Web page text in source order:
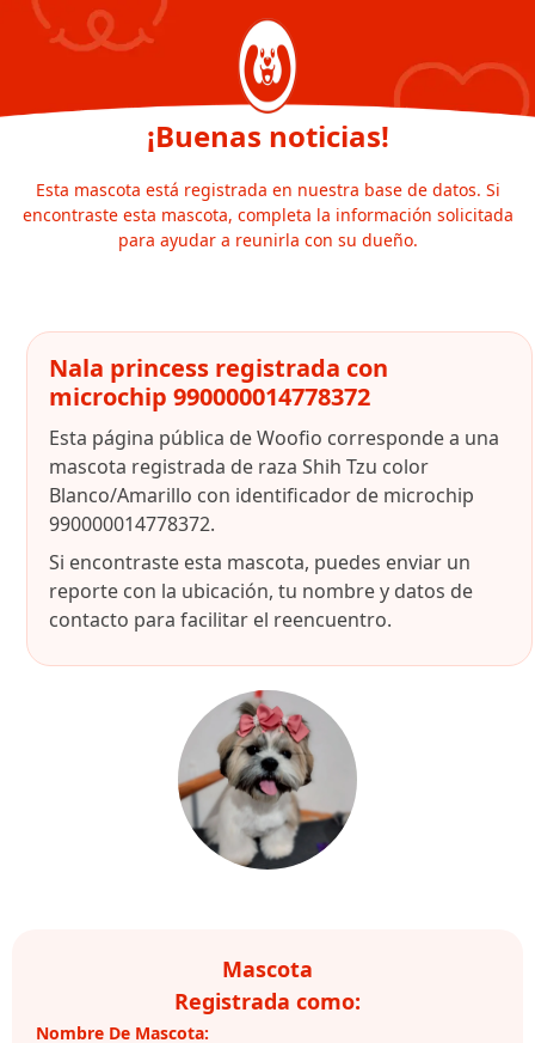
¡Buenas noticias!
Esta mascota está registrada en nuestra base de datos. Si
encontraste esta mascota, completa la información solicitada
para ayudar a reunirla con su dueño.
Nala princess registrada con
microchip 990000014778372
Esta página pública de Woofio corresponde a una
mascota registrada de raza Shih Tzu color
Blanco/Amarillo con identificador de microchip
990000014778372.
Si encontraste esta mascota, puedes enviar un
reporte con la ubicación, tu nombre y datos de
contacto para facilitar el reencuentro.
Mascota
Registrada como:
Nombre De Mascota: